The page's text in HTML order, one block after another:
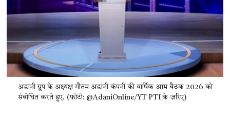
अडानी ग्रुप के अक्ष्यक्ष गौतम अडानी कंपनी की वार्षिक आम बैठक 2026 को
संबोधित करते हुए. (फोटो: @AdaniOnline/YT PTI के ज़रिए)